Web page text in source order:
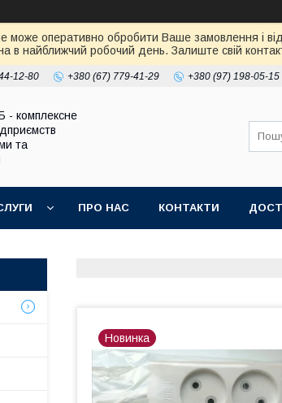
оперативно обробити Ваше замовлення і
в найближчий робочий день. Залиште свій
12-80 +380 (67) 779-41-29 +380 (97) 198-05-15
комплексне
та
ПРО НАС КОНТАКТИ
Новинка